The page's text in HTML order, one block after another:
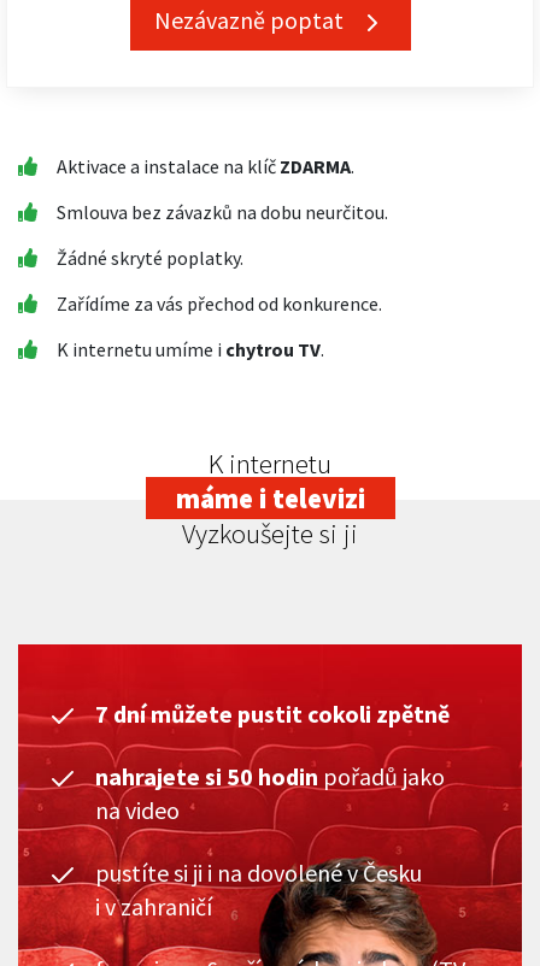
Nezávazně poptat
Aktivace a instalace na klíč ZDARMA.
Smlouva bez závazků na dobu neurčitou.
Žádné skryté poplatky.
Zařídíme za vás přechod od konkurence.
K internetu umíme i chytrou TV.
K internetu
máme i televizi
Vyzkoušejte si ji
7 dní můžete pustit cokoli zpětně
nahrajete si 50 hodin pořadů jako
na video
pustíte si ji i na dovolené v Česku
i v zahraničí